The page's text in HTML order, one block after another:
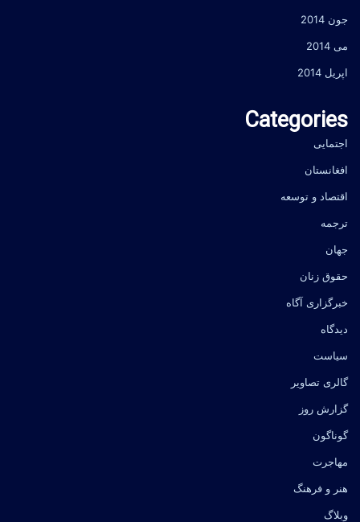
جون 2014
می 2014
اپریل 2014
Categories
اجتمایی
افغانستان
اقتصاد و توسعه
ترجمه
جهان
حقوق زنان
خبرگزاری آگاه
دیدگاه
سیاست
گالری تصاویر
گزارش روز
گوناگون
مهاجرت
هنر و فرهنگ
وبلاگ